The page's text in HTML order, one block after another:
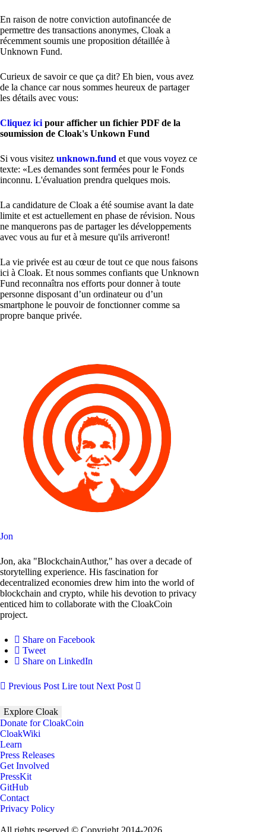
En raison de notre conviction autofinancée de
permettre des transactions anonymes, Cloak a
récemment soumis une proposition détaillée à
Unknown Fund.
Curieux de savoir ce que ça dit? Eh bien, vous avez
de la chance car nous sommes heureux de partager
les détails avec vous:
Cliquez ici pour afficher un fichier PDF de la
soumission de Cloak's Unkown Fund
Si vous visitez unknown.fund et que vous voyez ce
texte: «Les demandes sont fermées pour le Fonds
inconnu. L'évaluation prendra quelques mois.
La candidature de Cloak a été soumise avant la date
limite et est actuellement en phase de révision. Nous
ne manquerons pas de partager les développements
avec vous au fur et à mesure qu'ils arriveront!
La vie privée est au cœur de tout ce que nous faisons
ici à Cloak. Et nous sommes confiants que Unknown
Fund reconnaîtra nos efforts pour donner à toute
personne disposant d’un ordinateur ou d’un
smartphone le pouvoir de fonctionner comme sa
propre banque privée.
Jon
Jon, aka "BlockchainAuthor," has over a decade of
storytelling experience. His fascination for
decentralized economies drew him into the world of
blockchain and crypto, while his devotion to privacy
enticed him to collaborate with the CloakCoin
project.
Share on Facebook
Tweet
Share on LinkedIn
Previous Post Lire tout Next Post
Explore Cloak
Donate for CloakCoin
CloakWiki
Learn
Press Releases
Get Involved
PressKit
GitHub
Contact
Privacy Policy